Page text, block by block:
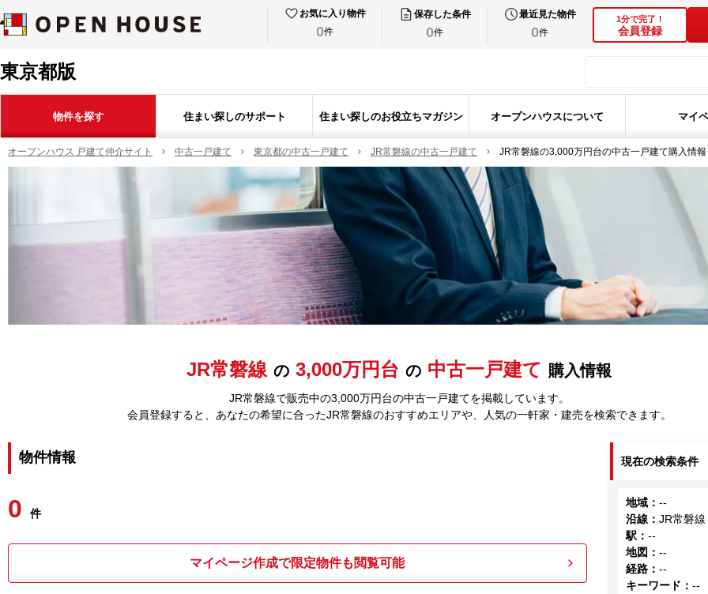
お気に入り物件
0件
保存した条件
0件
最近見た物件
0件
1分で完了！
会員登録
東京都版
物件を探す 住まい探しのサポート 住まい探しのお役立ちマガジン オープンハウスについて マイ
オープンハウス 戸建て仲介サイト 中古一戸建て 東京都の中古一戸建て JR常磐線の中古一戸建て JR常磐線の3,000万円台の中古一戸建て購入情報
JR常磐線 の 3,000万円台 の 中古一戸建て 購入情報
JR常磐線で販売中の3,000万円台の中古一戸建てを掲載しています。
会員登録すると、あなたの希望に合ったJR常磐線のおすすめエリアや、人気の一軒家・建売を検索できます。
物件情報
0 件
マイページ作成で限定物件も閲覧可能
現在の検索条件
地域 ：--
沿線 ：JR常磐線
駅 ：--
地図 ：--
経路 ：--
キーワード ：--